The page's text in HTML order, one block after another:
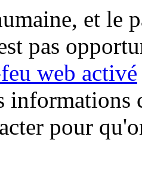
et le
pas
web activé
informations
pour